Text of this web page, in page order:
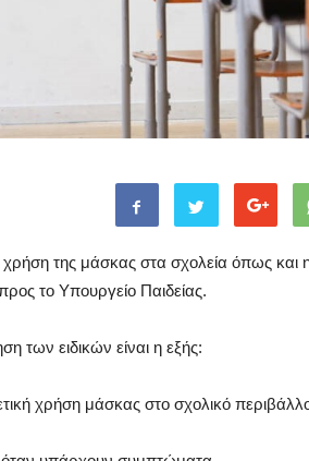
χρήση της μάσκας στα σχολεία όπως
το Υπουργείο Παιδείας.
των ειδικών είναι η εξής:
χρήση μάσκας στο σχολικό